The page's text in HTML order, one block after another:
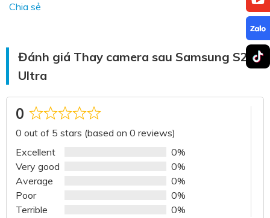
Chia sẻ
Đánh giá Thay camera sau Samsung S21
Ultra
0
Rated
0
out
of
5
0 out of 5 stars (based on 0 reviews)
Excellent
0%
Very good
0%
Average
0%
Poor
0%
Terrible
0%